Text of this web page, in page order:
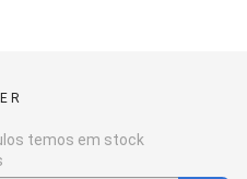
temos em stock